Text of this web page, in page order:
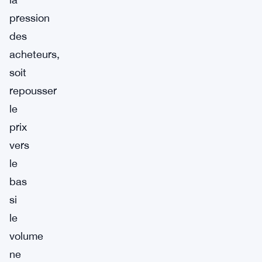
pression
des
acheteurs,
soit
repousser
le
prix
vers
le
bas
si
le
volume
ne